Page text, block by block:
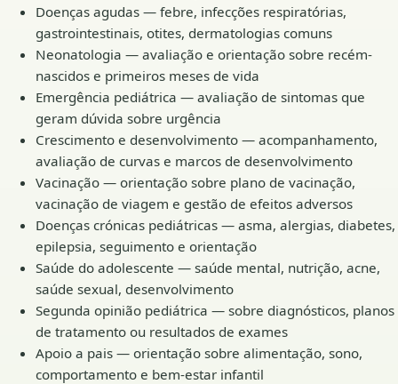
Doenças agudas — febre, infecções respiratórias,
gastrointestinais, otites, dermatologias comuns
Neonatologia — avaliação e orientação sobre recém-
nascidos e primeiros meses de vida
Emergência pediátrica — avaliação de sintomas que
geram dúvida sobre urgência
Crescimento e desenvolvimento — acompanhamento,
avaliação de curvas e marcos de desenvolvimento
Vacinação — orientação sobre plano de vacinação,
vacinação de viagem e gestão de efeitos adversos
Doenças crónicas pediátricas — asma, alergias, diabetes,
epilepsia, seguimento e orientação
Saúde do adolescente — saúde mental, nutrição, acne,
saúde sexual, desenvolvimento
Segunda opinião pediátrica — sobre diagnósticos, planos
de tratamento ou resultados de exames
Apoio a pais — orientação sobre alimentação, sono,
comportamento e bem-estar infantil